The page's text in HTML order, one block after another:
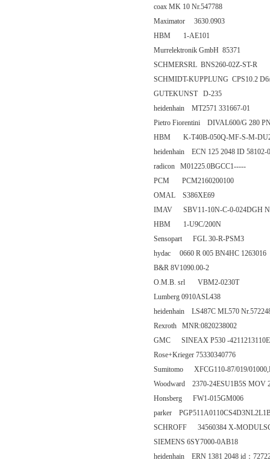
coax MK 10 Nr.547788
Maximator 3630.0903
HBM 1-AE101
Murrelektronik GmbH 85371
SCHMERSRL BNS260-02Z-ST-R
SCHMIDT-KUPPLUNG CPS10.2
GUTEKUNST D-235
heidenhain MT2571 331667-01
Pietro Fiorentini DIVAL600/G 280
HBM K-T40B-050Q-MF-S-M-
heidenhain ECN 125 2048 ID 58102-
radicon M01225.0BGCC1-----
PCM PCM2160200100
OMAL S386XE69
IMAV SBV11-10N-C-0-024DGH
HBM 1-U9C/200N
Sensopart FGL 30-R-PSM3
hydac 0660 R 005 BN4HC 1263016
B&R 8V1090.00-2
O.M.B. srl VBM2-0230T
Lumberg 0910ASL438
heidenhain LS487C ML570
Rexroth MNR:0820238002
GMC SINEAX P530 -4211213110E
Rose+Krieger 75330340776
Sumitomo XFCG110-87/019/
Woodward 2370-24ESU1B5S MOV
Honsberg FW1-015GM006
parker
SCHROFF 34560384 X-
SIEMENS 6SY7000-0AB18
heidenhain ERN 1381 2048 id：